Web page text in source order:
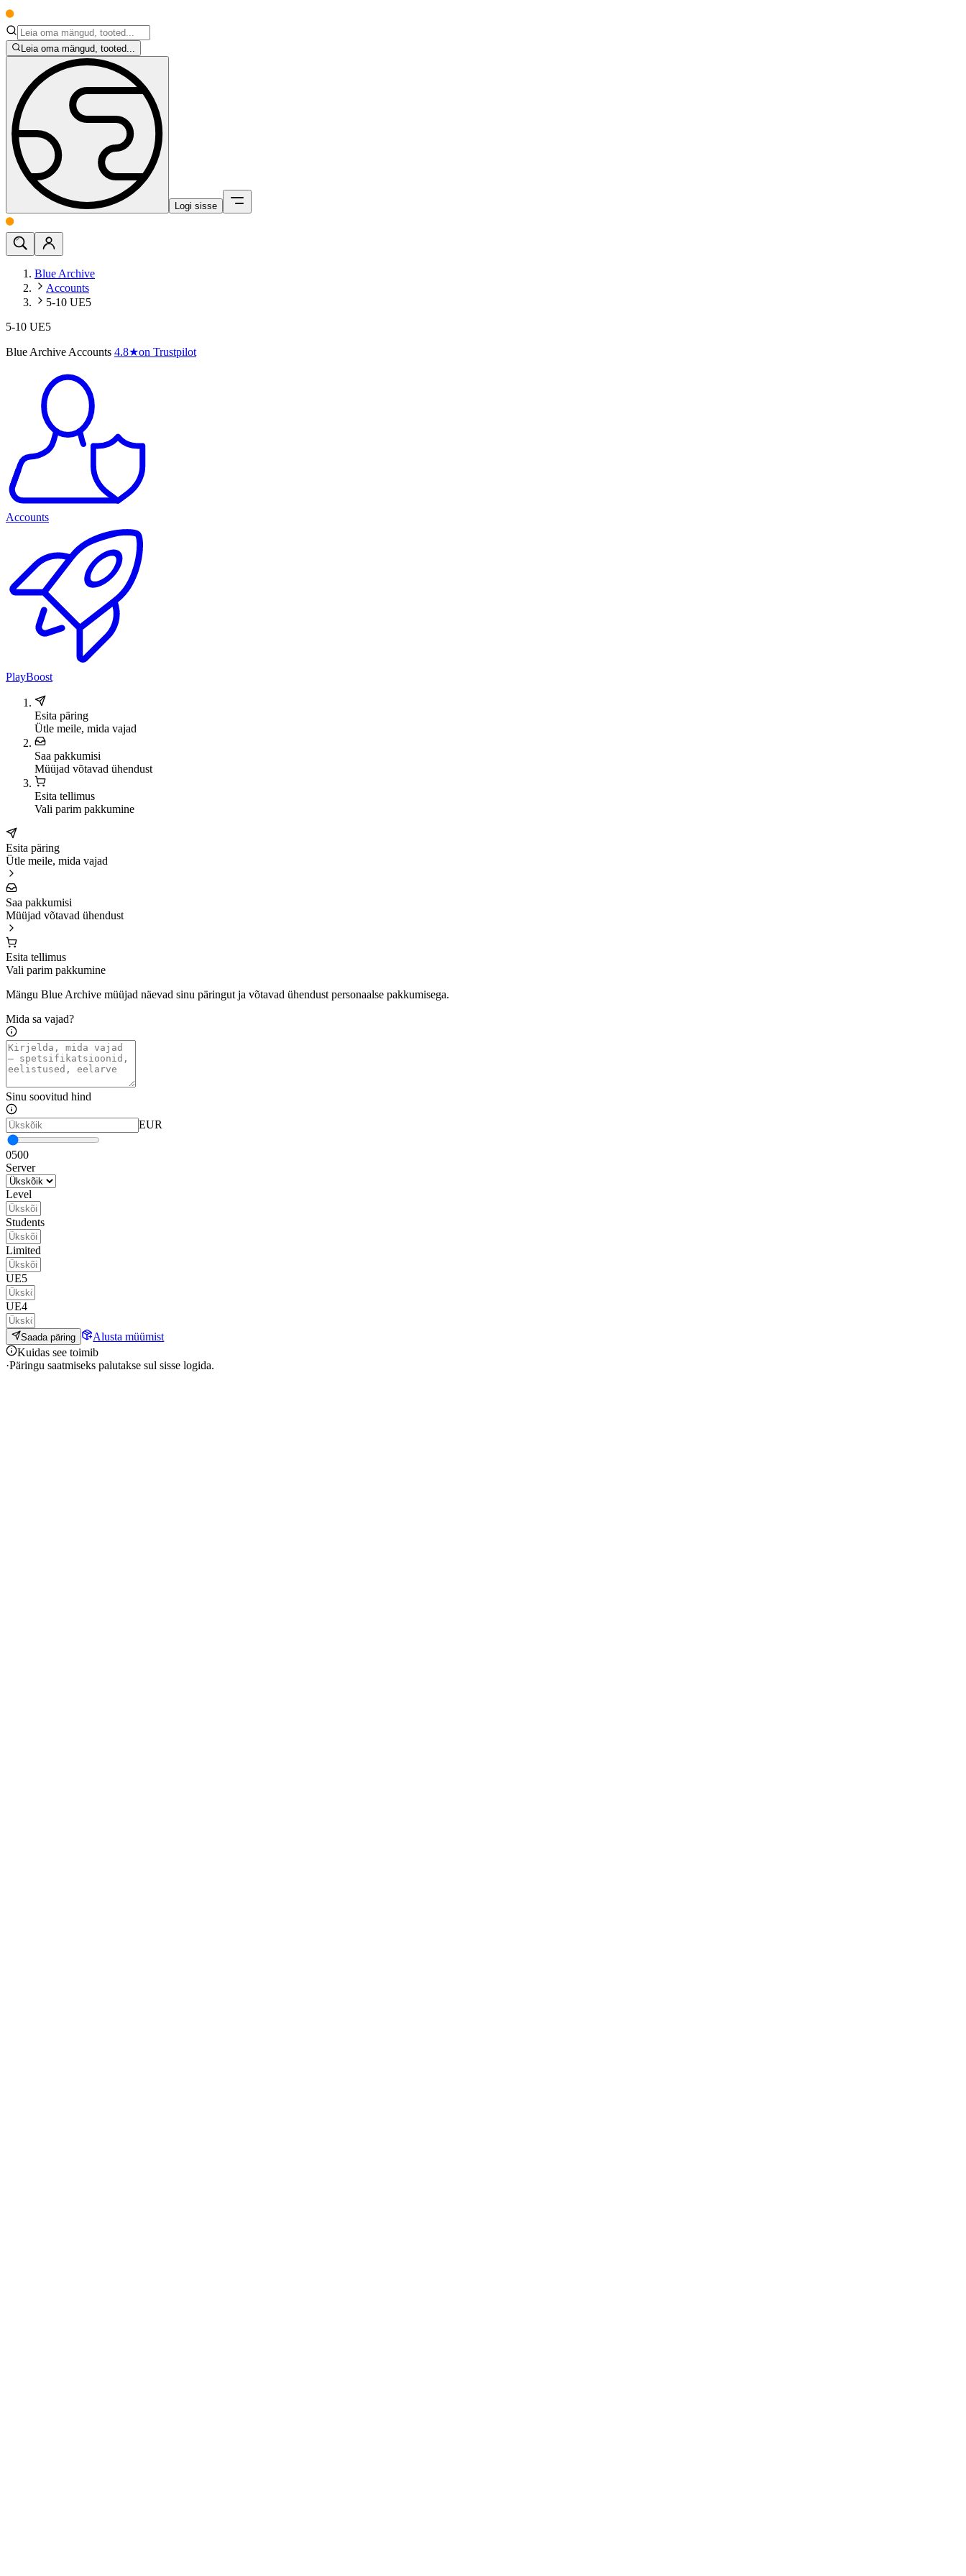
Leia oma mängud, tooted...
Logi sisse
Blue Archive
Accounts
5-10 UE5
5-10 UE5
Blue Archive Accounts 4.8★on Trustpilot
Accounts
PlayBoost
Esita päring
Ütle meile, mida vajad
Saa pakkumisi
Müüjad võtavad ühendust
Esita tellimus
Vali parim pakkumine
Esita päring
Ütle meile, mida vajad
Saa pakkumisi
Müüjad võtavad ühendust
Esita tellimus
Vali parim pakkumine
Mängu Blue Archive müüjad näevad sinu päringut ja võtavad ühendust personaalse pakkumisega.
Mida sa vajad?
Sinu soovitud hind
EUR
0500
Server
Level
Students
Limited
UE5
UE4
Saada päring
Alusta müümist
Kuidas see toimib
·Päringu saatmiseks palutakse sul sisse logida.